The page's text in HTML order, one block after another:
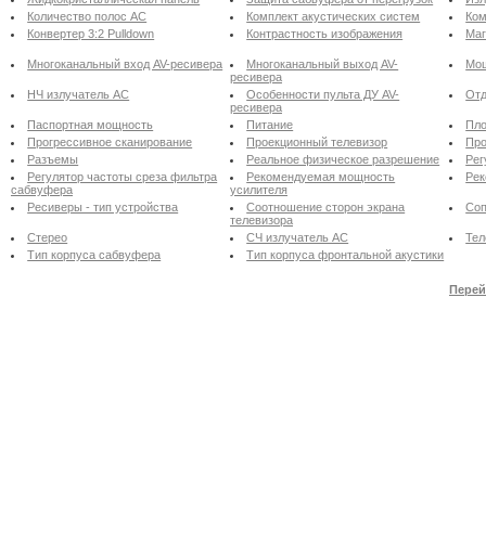
Количество полос АС
Комплект акустических систем
Конвертер 3:2 Pulldown
Контрастность изображения
Многоканальный вход AV-ресивера
Многоканальный выход AV-
ресивера
НЧ излучатель АС
Особенности пульта ДУ AV-
ресивера
Паспортная мощность Питание
Прогрессивное сканирование
Проекционный телевизор
Разъемы
Реальное физическое разрешение
Регулятор частоты среза фильтра
сабвуфера
Рекомендуемая мощность
усилителя
Ресиверы - тип устройства
Соотношение сторон экрана
телевизора
Стерео СЧ излучатель АС
Тип корпуса сабвуфера
Тип корпуса фронтальной акустики